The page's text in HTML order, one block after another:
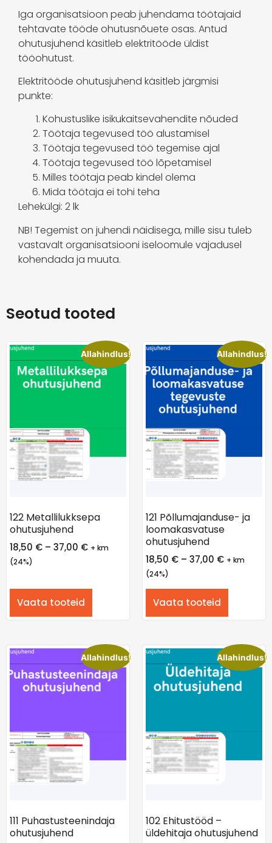
Iga organisatsioon peab juhendama töötajaid
tehtavate tööde ohutusnõuete osas. Antud
ohutusjuhend käsitleb elektritööde üldist
tööohutust.
Elektritööde ohutusjuhend käsitleb järgmisi
punkte:
Kohustuslike isikukaitsevahendite nõuded
Töötaja tegevused töö alustamisel
Töötaja tegevused töö tegemise ajal
Töötaja tegevused töö lõpetamisel
Milles töötaja peab kindel olema
Mida töötaja ei tohi teha
Lehekülgi: 2 lk
NB! Tegemist on juhendi näidisega, mille sisu tuleb
vastavalt organisatsiooni iseloomule vajadusel
kohendada ja muuta.
Seotud tooted
Allahindlus!
122 Metallilukksepa
ohutusjuhend
18,50 € – 37,00 € + km
(24%)
Vaata tooteid
Allahindlus!
121 Põllumajanduse- ja
loomakasvatuse
ohutusjuhend
18,50 € – 37,00 € + km
(24%)
Vaata tooteid
Allahindlus!
111 Puhastusteenindaja
ohutusjuhend
Allahindlus!
102 Ehitustööd –
üldehitaja ohutusjuhend